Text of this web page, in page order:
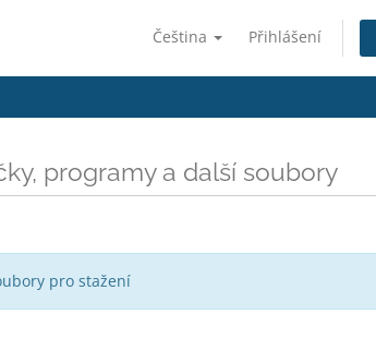
Čeština Přihlášení
programy a další soubory
pro stažení